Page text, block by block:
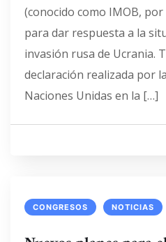
(conocido como IMOB,
para dar respuesta a la
invasión rusa de Ucrania.
declaración realizada por
Naciones Unidas en la […]
CONGRESOS NOTICIAS